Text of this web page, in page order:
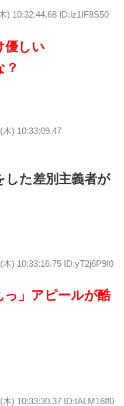
) 10:32:44.68 ID:lz1IF8S50
優しい
？
木) 10:33:09.47
た差別主義者が
木) 10:33:16.75 ID:yT2j6P9I0
っ」アピールが酷
木) 10:33:30.37 ID:tALM16ff0